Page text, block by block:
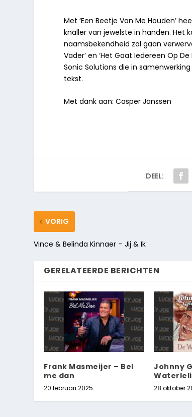
Met ‘Een Beetje Van Me Houden’
knaller van jewelste in handen. Het
naamsbekendheid zal gaan
Vader’ en ‘Het Gaat Iedereen Op
Sonic Solutions die in
tekst.
Met dank aan: Casper Janssen
DEEL:
VORIG
Vince & Belinda Kinnaer – Jij & Ik
GERELATEERDE BERICHTEN
Frank Masmeijer – Bel
me dan
20 februari 2025
Johnny
28 oktober